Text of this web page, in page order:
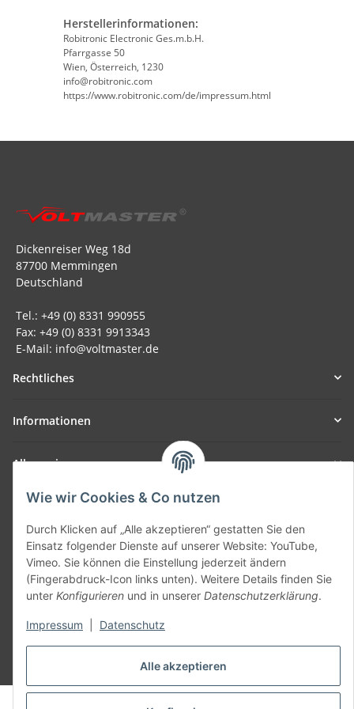
Alle akzeptieren
Wie wir Cookies & Co nutzen
Durch Klicken auf „Alle akzeptieren“ gestatten Sie den
Einsatz folgender Dienste auf unserer Website: YouTube,
Vimeo. Sie können die Einstellung jederzeit ändern
(Fingerabdruck-Icon links unten). Weitere Details finden Sie
unter Konfigurieren und in unserer Datenschutzerklärung.
Impressum Datenschutz
Herstellerinformationen:
Robitronic Electronic Ges.m.b.H.
Pfarrgasse 50
Wien, Österreich, 1230
info@robitronic.com
https://www.robitronic.com/de/impressum.html
Dickenreiser Weg 18d
87700 Memmingen
Deutschland
Tel.: +49 (0) 8331 990955
Fax: +49 (0) 8331 9913343
E-Mail: info@voltmaster.de
Rechtliches
Informationen
Allgemein
Teil unseres Netzwerks:
SmoliTec - Safety. Simplified. Worldwide. ( B2B Shop )
Vertrag widerrufen
* Alle Preise inkl. gesetzlicher USt., zzgl.Versand
© voltmaster.de